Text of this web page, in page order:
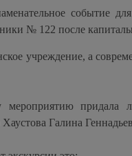
событие
№ 122 после
учреждение, а
мероприятию придала
Галина